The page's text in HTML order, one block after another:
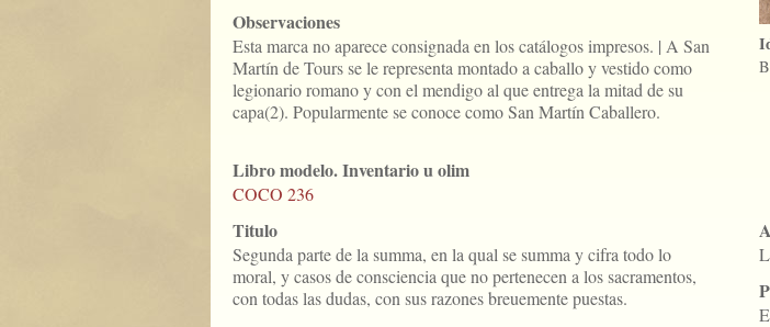
Observaciones
Esta marca no aparece consignada en los catálogos impresos. | A San
Martín de Tours se le representa montado a caballo y vestido como
legionario romano y con el mendigo al que entrega la mitad de su
capa(2). Popularmente se conoce como San Martín Caballero.
Libro modelo. Inventario u olim
COCO 236
Titulo
Segunda parte de la summa, en la qual se summa y cifra todo lo
moral, y casos de consciencia que no pertenecen a los sacramentos,
con todas las dudas, con sus razones breuemente puestas.